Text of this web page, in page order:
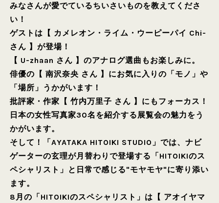
みなさんが愛でているちいさいものを教えてくださ
い！
ゲストは【 カメレオン・ライム・ウーピーパイ Chi-
さん 】が登場！
【 U-zhaan さん 】のアナログ選曲もお楽しみに。
俳優の【 南沢奈央 さん 】にお気に入りの「モノ」や
「場所」うかがいます！
批評家・作家【 竹内万里子 さん 】にもフォーカス！
日本の女性写真家30名を紹介する展覧会の魅力をう
かがいます。
そして！「AYATAKA HITOIKI STUDIO」では、ナビ
ゲーターの玄理が月替わりで登場する「HITOIKIのス
ペシャリスト」と日常で感じる"モヤモヤ"に寄り添い
ます。
8月の「HITOIKIのスペシャリスト」は【 アオイヤマ